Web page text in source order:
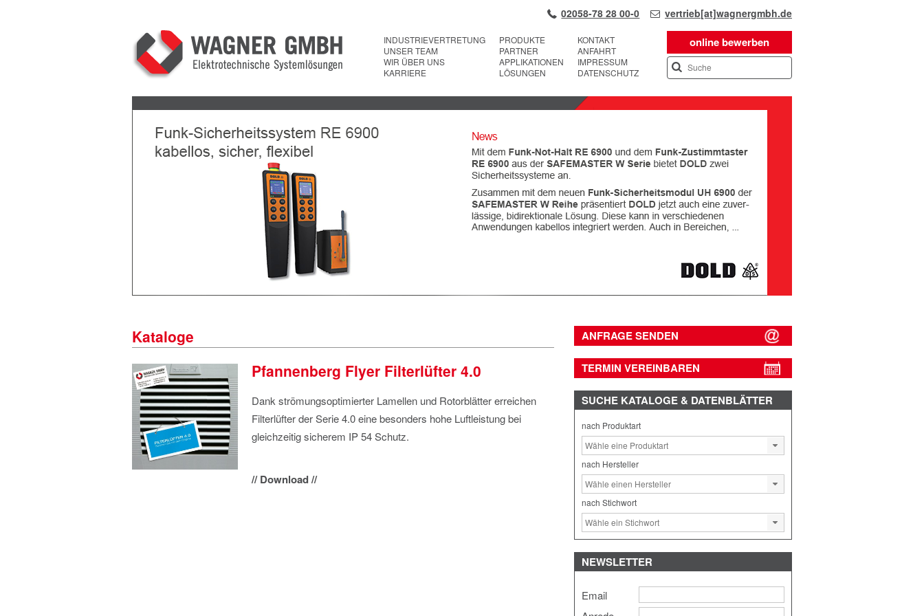
02058-78 28 00-0 vertrieb[at]wagnergmbh.de
online bewerben
INDUSTRIEVERTRETUNG
UNSER TEAM
WIR ÜBER UNS
KARRIERE
PRODUKTE
PARTNER
APPLIKATIONEN
LÖSUNGEN
KONTAKT
ANFAHRT
IMPRESSUM
DATENSCHUTZ
Next
Kataloge
Pfannenberg Flyer Filterlüfter 4.0
Dank strömungsoptimierter Lamellen und Rotorblätter erreichen
Filterlüfter der Serie 4.0 eine besonders hohe Luftleistung bei
gleichzeitig sicherem IP 54 Schutz.
// Download //
ANFRAGE SENDEN
TERMIN VEREINBAREN
SUCHE KATALOGE & DATENBLÄTTER
nach Produktart
nach Hersteller
nach Stichwort
NEWSLETTER
Email